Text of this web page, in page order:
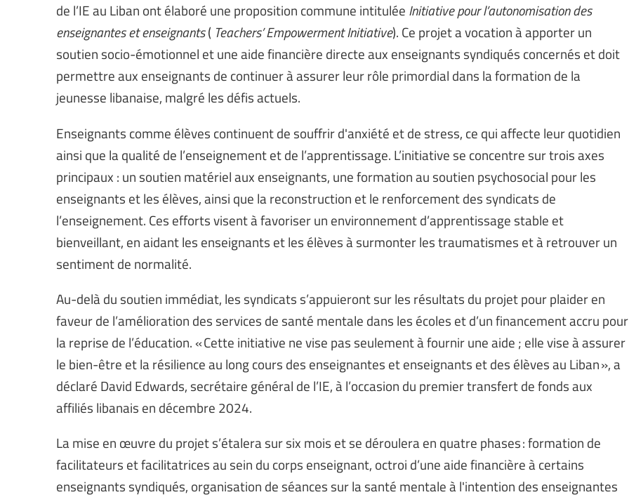
de l’IE au Liban ont élaboré une proposition commune intitulée Initiative pour l’autonomisation des
enseignantes et enseignants( Teachers’ Empowerment Initiative). Ce projet a vocation à apporter un
soutien socio-émotionnel et une aide financière directe aux enseignants syndiqués concernés et doit
permettre aux enseignants de continuer à assurer leur rôle primordial dans la formation de la
jeunesse libanaise, malgré les défis actuels.
Enseignants comme élèves continuent de souffrir d'anxiété et de stress, ce qui affecte leur quotidien
ainsi que la qualité de l’enseignement et de l’apprentissage. L’initiative se concentre sur trois axes
principaux : un soutien matériel aux enseignants, une formation au soutien psychosocial pour les
enseignants et les élèves, ainsi que la reconstruction et le renforcement des syndicats de
l’enseignement. Ces efforts visent à favoriser un environnement d’apprentissage stable et
bienveillant, en aidant les enseignants et les élèves à surmonter les traumatismes et à retrouver un
sentiment de normalité.
Au-delà du soutien immédiat, les syndicats s’appuieront sur les résultats du projet pour plaider en
faveur de l’amélioration des services de santé mentale dans les écoles et d’un financement accru pour
la reprise de l’éducation. « Cette initiative ne vise pas seulement à fournir une aide ; elle vise à assurer
le bien-être et la résilience au long cours des enseignantes et enseignants et des élèves au Liban », a
déclaré David Edwards, secrétaire général de l’IE, à l’occasion du premier transfert de fonds aux
affiliés libanais en décembre 2024.
La mise en œuvre du projet s’étalera sur six mois et se déroulera en quatre phases : formation de
facilitateurs et facilitatrices au sein du corps enseignant, octroi d’une aide financière à certains
enseignants syndiqués, organisation de séances sur la santé mentale à l'intention des enseignantes